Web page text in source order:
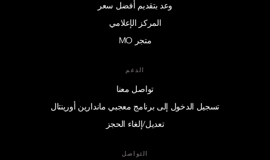
وعد بتقديم أفضل سعر
المركز الإعلامي
متجر MO
الدعم
تواصل معنا
تسجيل الدخول إلى برنامج معجبي ماندارين أورينتال
تعديل/إلغاء الحجز
التواصل